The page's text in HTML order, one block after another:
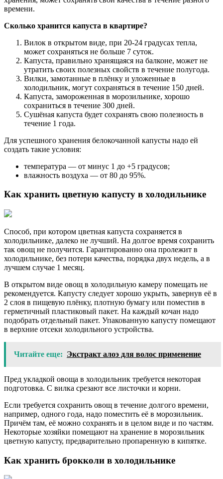
времени.
Сколько хранится капуста в квартире?
Вилок в открытом виде, при 20-24 градусах тепла,
может сохраняться не больше 7 суток.
Капуста, правильно хранящаяся на балконе, может не
утратить своих полезных свойств в течение полугода.
Вилки, замотанные в плёнку и уложенные в
холодильник, могут сохраняться в течение 150 дней.
Капуста, замороженная в морозильнике, хорошо
сохраниться в течение 300 дней.
Сушёная капуста будет сохранять свою полезность в
течение 1 года.
Для успешного хранения белокочанной капусты надо ей
создать такие условия:
температура — от минус 1 до +5 градусов;
влажность воздуха — от 80 до 95%.
Как хранить цветную капусту в холодильнике
Способ, при котором цветная капуста сохраняется в
холодильнике, далеко не лучший. На долгое время сохранить
так овощ не получится. Гарантированно она пролежит в
холодильнике, без потери качества, порядка двух недель, а в
лучшем случае 1 месяц.
В открытом виде овощ в холодильную камеру помещать не
рекомендуется. Капусту следует хорошо укрыть, завернув её в
2 слоя в пищевую плёнку, плотную бумагу или поместив в
герметичный пластиковый пакет. На каждый кочан надо
подобрать отдельный пакет. Упакованную капусту помещают
в верхние отсеки холодильного устройства.
Читайте еще: Экстракт алоэ для волос применение
Пред укладкой овоща в холодильник требуется некоторая
подготовка. С вилка срезают все листочки и корни.
Если требуется сохранить овощ в течение долгого времени,
например, одного года, надо поместить её в морозильник.
Причём там, её можно сохранять и в целом виде и по частям.
Некоторые хозяйки помещают на хранение в морозильник
цветную капусту, предварительно пропаренную в кипятке.
Как хранить брокколи в холодильнике